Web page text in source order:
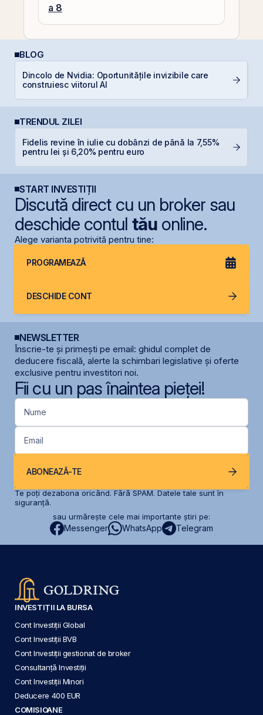
a 8
BLOG
Dincolo de Nvidia: Oportunitățile invizibile care
construiesc viitorul AI
TRENDUL ZILEI
Fidelis revine în iulie cu dobânzi de până la 7,55%
pentru lei și 6,20% pentru euro
START INVESTIȚII
Discută direct cu un broker sau
deschide contul tăuonline.
Alege varianta potrivită pentru tine:
PROGRAMEAZĂ
DESCHIDE CONT
NEWSLETTER
Înscrie-te și primești pe email: ghidul complet de
deducere fiscală, alerte la schimbari legislative și oferte
exclusive pentru investitori noi.
Fii cu un pas înaintea pieței!
Nume
Email
ABONEAZĂ-TE
Te poți dezabona oricând. Fără SPAM. Datele tale sunt în
siguranță.
sau urmărește cele mai importante știri pe:
Messenger WhatsApp Telegram
INVESTIȚII LA BURSA
Cont Investiții Global
Cont Investiții BVB
Cont Investiții gestionat de broker
Consultanță Investiții
Cont Investiții Minori
Deducere 400 EUR
COMISIOANE